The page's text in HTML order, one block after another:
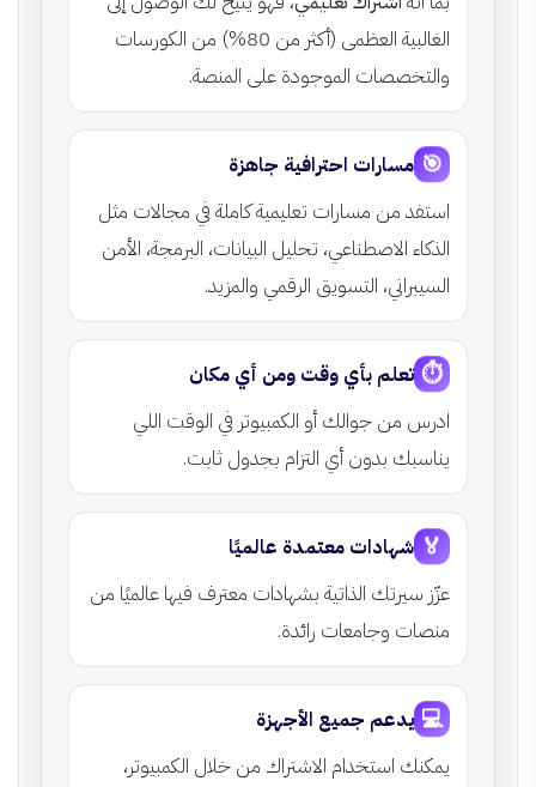
الغالبية العظمى (أكثر من 80%) من الكورسات
والتخصصات الموجودة على المنصة.
🎯 مسارات احترافية جاهزة
استفد من مسارات تعليمية كاملة في مجالات مثل
الذكاء الاصطناعي، تحليل البيانات، البرمجة، الأمن
السيبراني، التسويق الرقمي والمزيد.
⏱️ تعلم بأي وقت ومن أي مكان
ادرس من جوالك أو الكمبيوتر في الوقت اللي
يناسبك بدون أي التزام بجدول ثابت.
🏅 شهادات معتمدة عالميًا
عزّز سيرتك الذاتية بشهادات معترف فيها عالميًا من
منصات وجامعات رائدة.
💻 يدعم جميع الأجهزة
يمكنك استخدام الاشتراك من خلال الكمبيوتر،